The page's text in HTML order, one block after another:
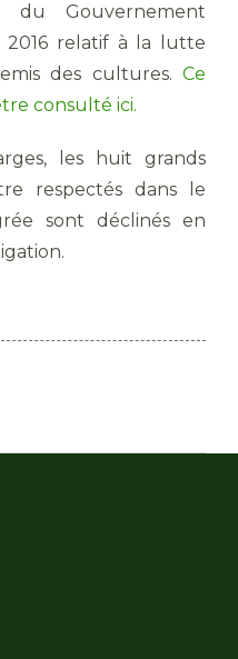
du Gouvernement
2016 relatif à la lutte
des cultures. Ce
consulté ici.
les huit grands
respectés dans le
sont déclinés en